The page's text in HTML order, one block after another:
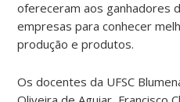
ofereceram aos ganhadores
empresas para conhecer
produção e produtos.
Os docentes da UFSC